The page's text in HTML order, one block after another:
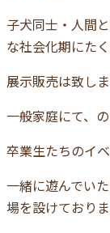
子犬同士・人間
な社会化期にた
展示販売は致しま
一般家庭にて、
卒業生たちのイ
一緒に遊んでい
場を設けておりま